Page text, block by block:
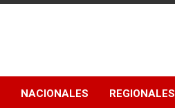
NACIONALES REGIONALES